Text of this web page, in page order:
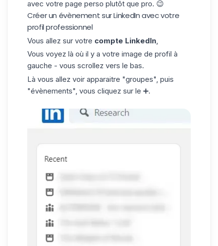
avec votre page perso plutôt que pro. 😉
Créer un évènement sur LinkedIn avec votre
profil professionnel
Vous allez sur votre compte LinkedIn
Vous voyez là où il y a votre image de profil à
gauche - vous scrollez vers le bas.
Là vous allez voir apparaitre "groupes", puis
"évènements", vous cliquez sur le ➕.